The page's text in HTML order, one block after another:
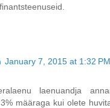
January 7, 2015 at 1:32 PM
laenuandja
määraga kui olete